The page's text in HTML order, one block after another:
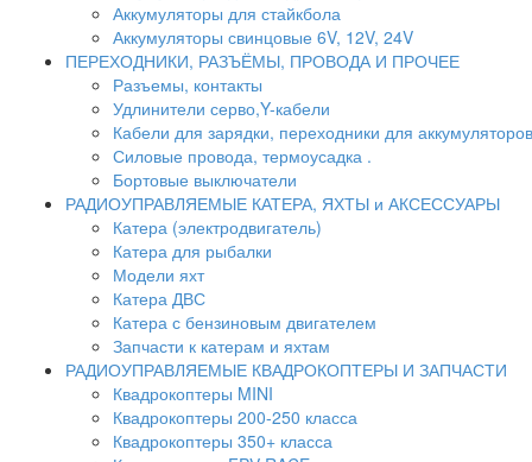
Аккумуляторы для стайкбола
Аккумуляторы свинцовые 6V, 12V, 24V
ПЕРЕХОДНИКИ, РАЗЪЁМЫ, ПРОВОДА И ПРОЧЕЕ
Разъемы, контакты
Удлинители серво,Y-кабели
Кабели для зарядки, переходники для аккумуляторов
Силовые провода, термоусадка .
Бортовые выключатели
РАДИОУПРАВЛЯЕМЫЕ КАТЕРА, ЯХТЫ и АКСЕССУАРЫ
Катера (электродвигатель)
Катера для рыбалки
Модели яхт
Катера ДВС
Катера с бензиновым двигателем
Запчасти к катерам и яхтам
РАДИОУПРАВЛЯЕМЫЕ КВАДРОКОПТЕРЫ И ЗАПЧАСТИ
Квадрокоптеры MINI
Квадрокоптеры 200-250 класса
Квадрокоптеры 350+ класса